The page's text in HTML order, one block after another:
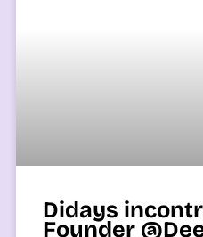
Didays
Founder